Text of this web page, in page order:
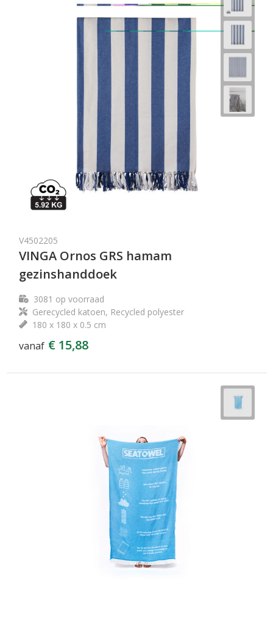
V4502205
VINGA Ornos GRS hamam
gezinshanddoek
3081 op voorraad
Gerecycled katoen, Recycled polyester
180 x 180 x 0.5 cm
vanaf € 15,88